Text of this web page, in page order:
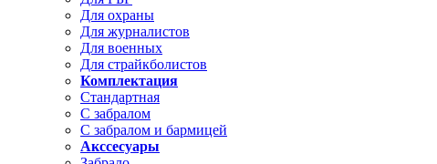
Для охраны
Для журналистов
Для военных
Для страйкболистов
Комплектация
Стандартная
С забралом
С забралом и бармицей
Акссесуары